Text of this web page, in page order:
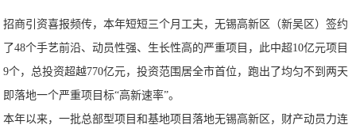
招商引资喜报频传，本年短短三个月工夫，无锡高新区（新吴区）签约
了48个手艺前沿、动员性强、生长性高的严重项目，此中超10亿元项目
9个，总投资超越770亿元，投资范围居全市首位，跑出了均匀不到两天
即落地一个严重项目标“高新速率”。
本年以来，一批总部型项目和基地项目落地无锡高新区，财产动员力连